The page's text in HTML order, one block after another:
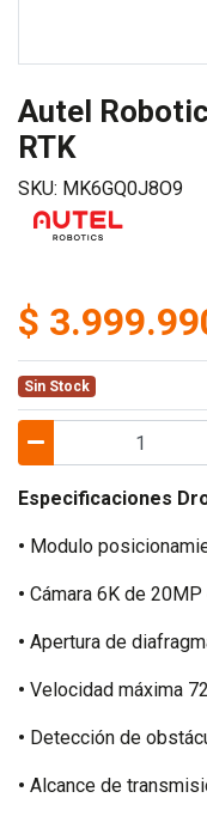
Autel
RTK
SKU: MK6GQ0J8O9
$
Sin Stock
Especificaciones
• Modulo
• Cámara 6K de
• Apertura de
• Velocidad máxima
• Detección de
• Alcance de